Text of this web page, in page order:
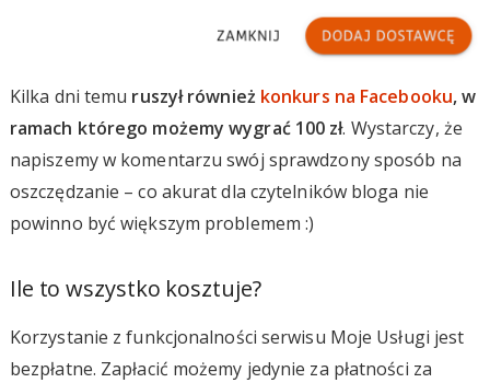
Kilka dni temu ruszył również konkurs na Facebooku, w
ramach którego możemy wygrać 100 zł. Wystarczy, że
napiszemy w komentarzu swój sprawdzony sposób na
oszczędzanie – co akurat dla czytelników bloga nie
powinno być większym problemem :)
Ile to wszystko kosztuje?
Korzystanie z funkcjonalności serwisu Moje Usługi jest
bezpłatne. Zapłacić możemy jedynie za płatności za